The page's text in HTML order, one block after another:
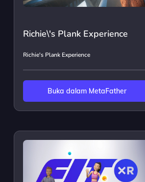
Richie\'s Plank Experience
Richie's Plank Experience
Buka dalam MetaFather